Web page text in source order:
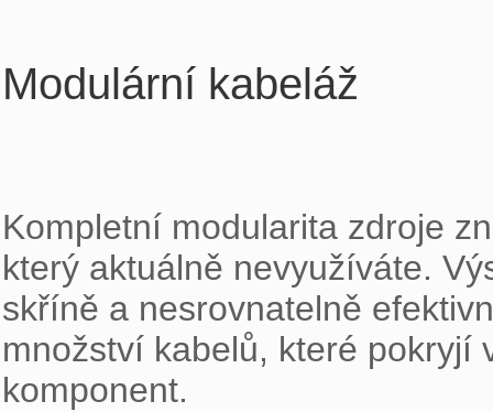
Modulární kabeláž
Kompletní modularita zdroje
který aktuálně nevyužíváte.
skříně a nesrovnatelně
množství kabelů, které pokryjí
komponent.